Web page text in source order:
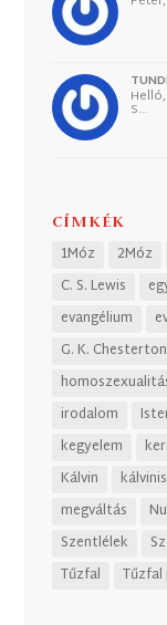
S…
CÍMKÉK
1Móz 2Móz
C. S. Lewis
evangélium
G. K. Chesterton
irodalom
kegyelem
Kálvin
megváltás
Szentlélek
Tűzfal